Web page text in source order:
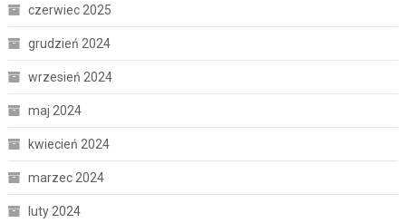
czerwiec 2025
grudzień 2024
wrzesień 2024
maj 2024
kwiecień 2024
marzec 2024
luty 2024